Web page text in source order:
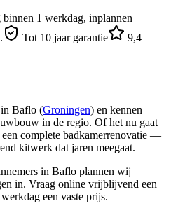
binnen 1 werkdag, inplannen
Tot 10 jaar garantie
9,4
in Baflo (Groningen) en kennen
in de regio. Of het nu gaat
complete badkamerrenovatie —
kitwerk dat jaren meegaat.
in Baflo plannen wij
in. Vraag online vrijblijvend een
een vaste prijs.